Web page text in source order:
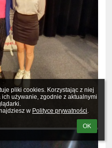
pliki cookies. Korzystając z niej
używanie, zgodnie z aktualnymi
w Polityce prywatności.
OK